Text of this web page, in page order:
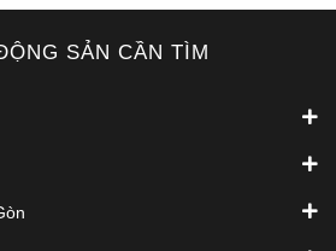
SẢN CẦN TÌM